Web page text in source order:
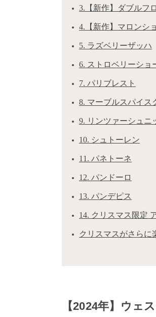
3.【新作】ダブルフ
4.【新作】マロンシ
5. ラズベリーザッハ
6. ストロベリーショ
7. パリブレスト
8. マーブルスパイス
9. リンツァーシュニ
10. シュトーレン
11. パネトーネ
12. パンドーロ
13. パンデピス
14. クリスマス限定
クリスマスがさらに
【2024年】ウェ